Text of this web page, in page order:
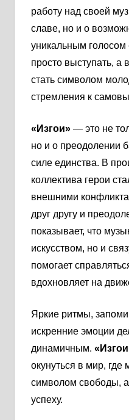
работу над своей
славе, но и о
уникальным
просто выступать, а
стать символом
стремления к
«Изгои» — это не
но и о преодолении
силе единства. В
коллектива герои
внешними
друг другу и
показывает, что
искусством, но и
помогает
вдохновляет на
Яркие ритмы,
искренние эмоции
динамичным.
окунуться в мир, где
символом свободы,
успеху.